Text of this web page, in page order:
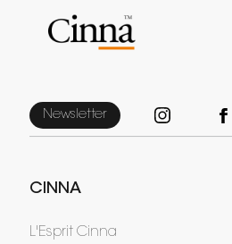
Newsletter
CINNA
L'Esprit Cinna